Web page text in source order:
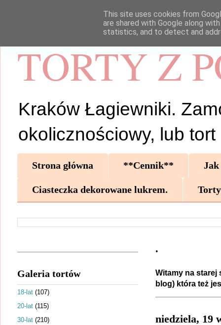
TORTY Z
Kraków Łagiewniki.
okolicznościowy, lub tort
Strona główna **Cennik** Jak
Ciasteczka dekorowane lukrem.
.
Witamy na starej
blog) która też
niedziela, 19
Galeria tortów
18-lat (107)
20-lat (115)
30-lat (210)
This site uses cookies from
are shared with Google along
statistics, and to detect and